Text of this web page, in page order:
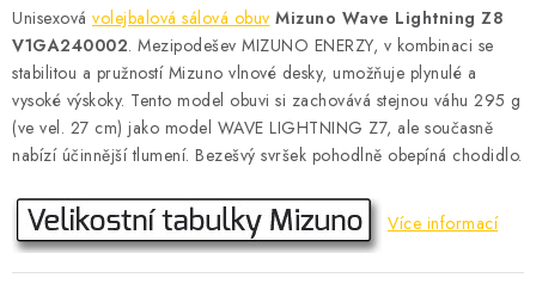
MEGA SLEVY
NOVINKY
NOVINKY MIZUNO
NOVINKY INOV-8
OBLÍBENÉ DROBNOSTI
Unisexová volejbalová sálová obuv Mizuno Wave Lightning Z8
V1GA240002. Mezipodešev MIZUNO ENERZY, v kombinaci se
stabilitou a pružností Mizuno vlnové desky, umožňuje plynulé a
vysoké výskoky. Tento model obuvi si zachovává stejnou váhu 295 g
(ve vel. 27 cm) jako model WAVE LIGHTNING Z7, ale současně
nabízí účinnější tlumení. Bezešvý svršek pohodlně obepíná chodidlo.
Více informací